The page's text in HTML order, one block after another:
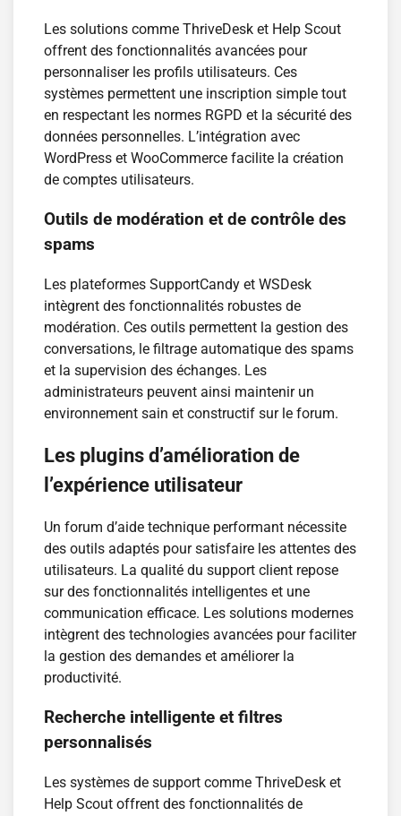
Les solutions comme ThriveDesk et Help Scout
offrent des fonctionnalités avancées pour
personnaliser les profils utilisateurs. Ces
systèmes permettent une inscription simple tout
en respectant les normes RGPD et la sécurité des
données personnelles. L’intégration avec
WordPress et WooCommerce facilite la création
de comptes utilisateurs.
Outils de modération et de contrôle des
spams
Les plateformes SupportCandy et WSDesk
intègrent des fonctionnalités robustes de
modération. Ces outils permettent la gestion des
conversations, le filtrage automatique des spams
et la supervision des échanges. Les
administrateurs peuvent ainsi maintenir un
environnement sain et constructif sur le forum.
Les plugins d’amélioration de
l’expérience utilisateur
Un forum d’aide technique performant nécessite
des outils adaptés pour satisfaire les attentes des
utilisateurs. La qualité du support client repose
sur des fonctionnalités intelligentes et une
communication efficace. Les solutions modernes
intègrent des technologies avancées pour faciliter
la gestion des demandes et améliorer la
productivité.
Recherche intelligente et filtres
personnalisés
Les systèmes de support comme ThriveDesk et
Help Scout offrent des fonctionnalités de